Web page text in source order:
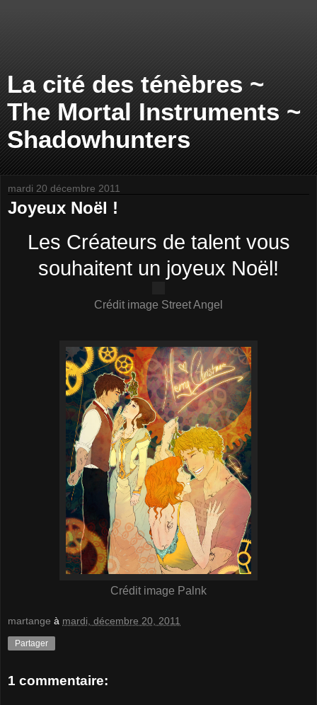
La cité des ténèbres ~
The Mortal Instruments ~
Shadowhunters
mardi 20 décembre 2011
Joyeux Noël !
Les Créateurs de talent vous
souhaitent un joyeux Noël!
Crédit image Street Angel
Crédit image Palnk
martange à mardi, décembre 20, 2011
Partager
1 commentaire: